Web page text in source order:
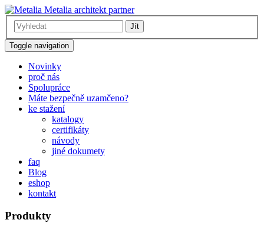
Metalia architekt partner
Jít
Toggle navigation
Novinky
proč nás
Spolupráce
Máte bezpečně uzamčeno?
ke stažení
katalogy
certifikáty
návody
jiné dokumety
faq
Blog
eshop
kontakt
Produkty